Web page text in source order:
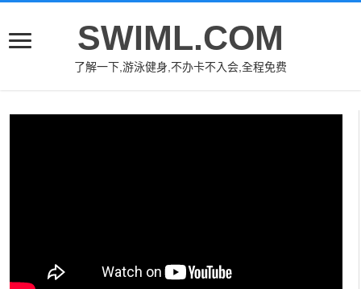
SWIML.COM
了解一下,游泳健身,不办卡不入会,全程免费